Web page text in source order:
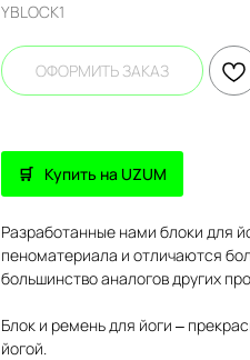
YBLOCK1
ОФОРМИТЬ ЗАКАЗ
Купить на UZUM
Разработанные нами блоки для
пеноматериала и отличаются
большинство аналогов других
Блок и ремень для йоги –
йогой.